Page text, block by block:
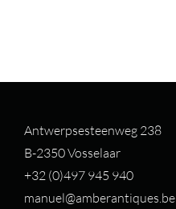
Antwerpsesteenweg 238
B-2350 Vosselaar
+32 (0)497 945 940
manuel@amberantiques.be